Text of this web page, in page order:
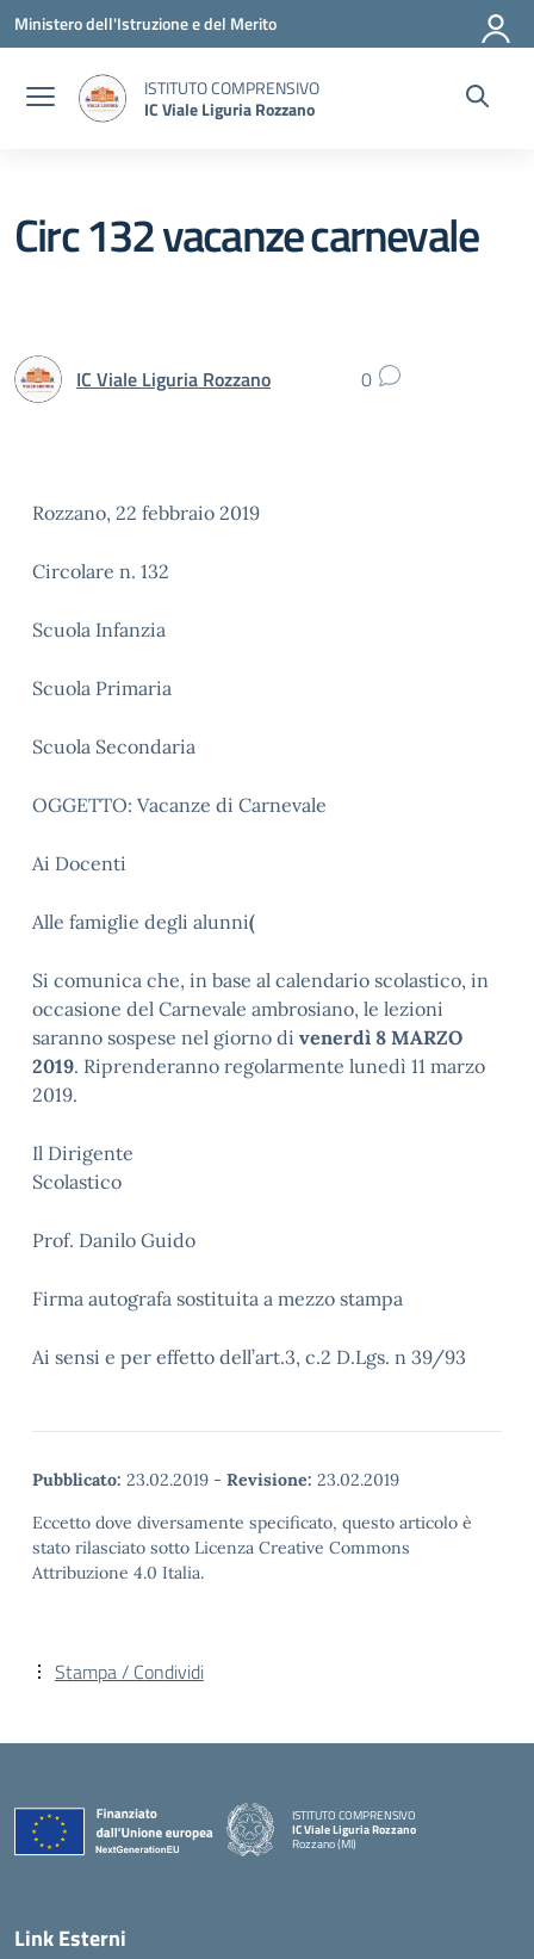
Vai ai contenuti
Vai al menu di navigazione
Vai al footer
Ministero dell'Istruzione e del Merito
ISTITUTO COMPRENSIVO
IC Viale Liguria Rozzano
Circ 132 vacanze carnevale
IC Viale Liguria Rozzano 0
Rozzano, 22 febbraio 2019
Circolare n. 132
Scuola Infanzia
Scuola Primaria
Scuola Secondaria
OGGETTO: Vacanze di Carnevale
Ai Docenti
Alle famiglie degli alunni(
Si comunica che, in base al calendario scolastico, in
occasione del Carnevale ambrosiano, le lezioni
saranno sospese nel giorno di venerdì 8 MARZO
2019. Riprenderanno regolarmente lunedì 11 marzo
2019.
Il Dirigente
Prof. Danilo Guido
Firma autografa sostituita a mezzo stampa
Ai sensi e per effetto dell’art.3, c.2 D.Lgs. n 39/93
Pubblicato: 23.02.2019 - Revisione: 23.02.2019
Eccetto dove diversamente specificato, questo articolo è
stato rilasciato sotto Licenza Creative Commons
Attribuzione 4.0 Italia.
Stampa / Condividi
ISTITUTO COMPRENSIVO
IC Viale Liguria Rozzano
Rozzano (MI)
Link Esterni